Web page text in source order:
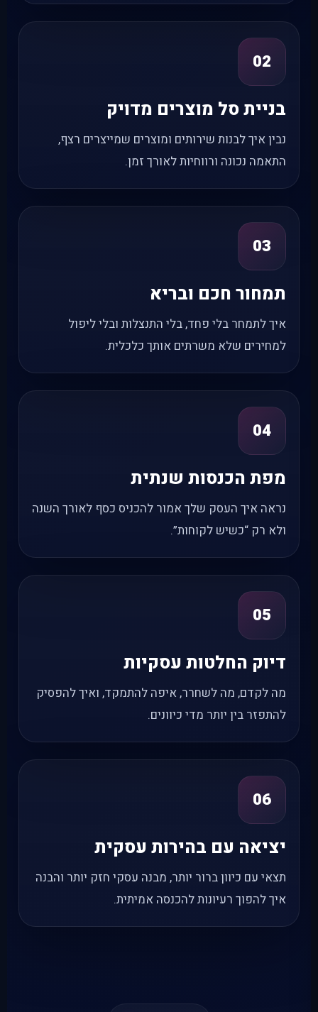
02
בניית סל מוצרים מדויק
נבין איך לבנות שירותים ומוצרים שמייצרים רצף,
התאמה נכונה ורווחיות לאורך זמן.
03
תמחור חכם ובריא
איך לתמחר בלי פחד, בלי התנצלות ובלי ליפול
למחירים שלא משרתים אותך כלכלית.
04
מפת הכנסות שנתית
נראה איך העסק שלך אמור להכניס כסף לאורך השנה
ולא רק “כשיש לקוחות”.
05
דיוק החלטות עסקיות
מה לקדם, מה לשחרר, איפה להתמקד, ואיך להפסיק
להתפזר בין יותר מדי כיוונים.
06
יציאה עם בהירות עסקית
תצאי עם כיוון ברור יותר, מבנה עסקי חזק יותר והבנה
איך להפוך רעיונות להכנסה אמיתית.